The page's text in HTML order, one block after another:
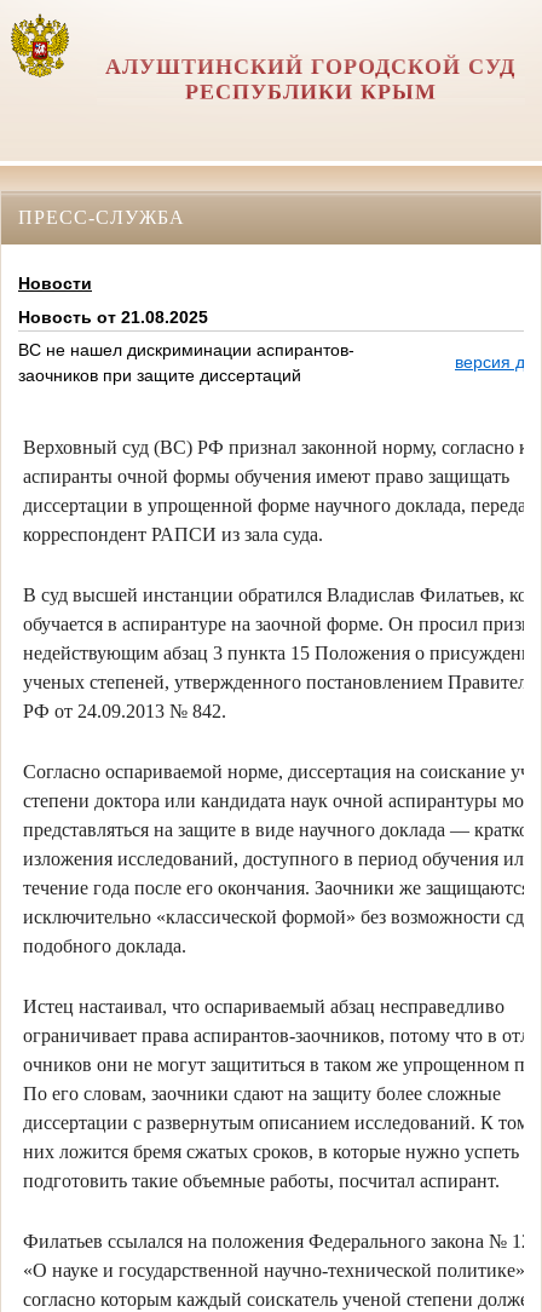
АЛУШТИНСКИЙ ГОРОДСКОЙ СУД
РЕСПУБЛИКИ КРЫМ
ПРЕСС-СЛУЖБА
Новости
Новость от 21.08.2025
ВС не нашел дискриминации аспирантов-
заочников при защите диссертаций
версия
Верховный суд (ВС) РФ признал законной норму, согласно
аспиранты очной формы обучения имеют право защищать
диссертации в упрощенной форме научного доклада, передает
корреспондент РАПСИ из зала суда.
В суд высшей инстанции обратился Владислав Филатьев,
обучается в аспирантуре на заочной форме. Он просил
недействующим абзац 3 пункта 15 Положения о присуждении
ученых степеней, утвержденного постановлением
РФ от 24.09.2013 № 842.
Согласно оспариваемой норме, диссертация на соискание
степени доктора или кандидата наук очной аспирантуры
представляться на защите в виде научного доклада —
изложения исследований, доступного в период обучения или
течение года после его окончания. Заочники же защищаются
исключительно «классической формой» без возможности
подобного доклада.
Истец настаивал, что оспариваемый абзац несправедливо
ограничивает права аспирантов-заочников, потому что в
очников они не могут защититься в таком же упрощенном
По его словам, заочники сдают на защиту более сложные
диссертации с развернутым описанием исследований. К
них ложится бремя сжатых сроков, в которые нужно успеть
подготовить такие объемные работы, посчитал аспирант.
Филатьев ссылался на положения Федерального закона №
«О науке и государственной научно-технической политике»,
согласно которым каждый соискатель ученой степени